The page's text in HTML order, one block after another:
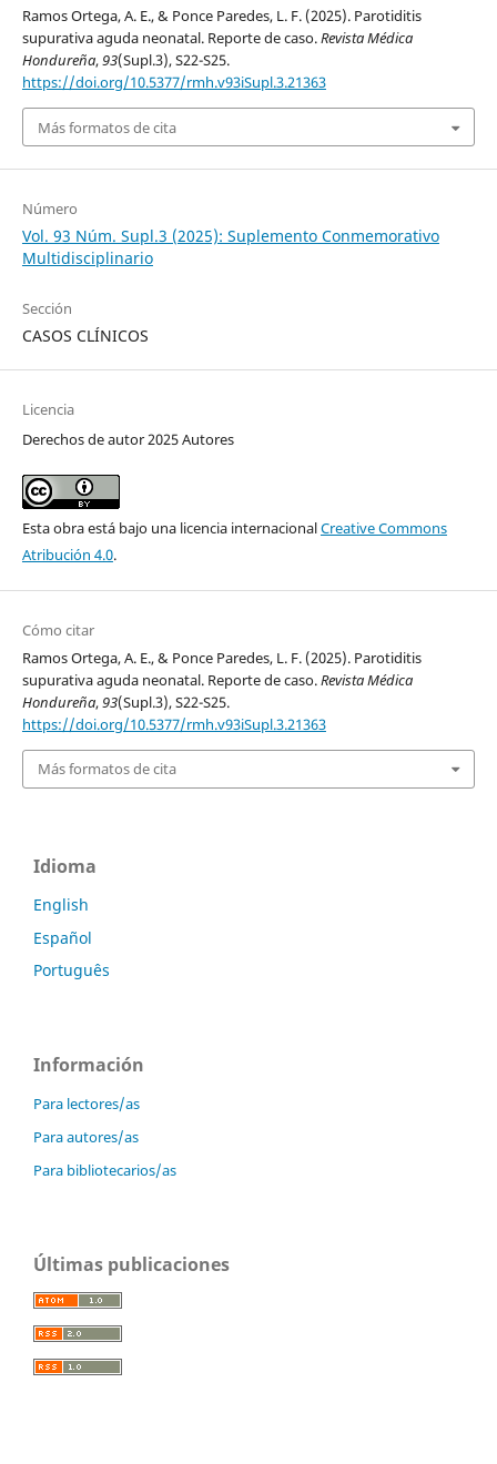
Ramos Ortega, A. E., & Ponce Paredes, L. F. (2025). Parotiditis
supurativa aguda neonatal. Reporte de caso.Revista Médica
Hondureña,93(Supl.3), S22-S25.
https://doi.org/10.5377/rmh.v93iSupl.3.21363
Más formatos de cita
Número
Vol. 93 Núm. Supl.3 (2025): Suplemento Conmemorativo
Multidisciplinario
Sección
CASOS CLÍNICOS
Licencia
Derechos de autor 2025 Autores
Esta obra está bajo una licencia internacionalCreative Commons
Atribución 4.0.
Cómo citar
Ramos Ortega, A. E., & Ponce Paredes, L. F. (2025). Parotiditis
supurativa aguda neonatal. Reporte de caso.Revista Médica
Hondureña,93(Supl.3), S22-S25.
https://doi.org/10.5377/rmh.v93iSupl.3.21363
Más formatos de cita
Idioma
English
Español
Português
Información
Para lectores/as
Para autores/as
Para bibliotecarios/as
Últimas publicaciones